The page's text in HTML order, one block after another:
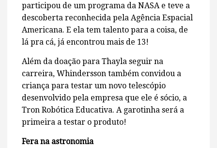
participou de um programa da NASA e teve a
descoberta reconhecida pela Agência Espacial
Americana. E ela tem talento para a coisa, de
lá pra cá, já encontrou mais de 13!
Além da doação para Thayla seguir na
carreira, Whindersson também convidou a
criança para testar um novo telescópio
desenvolvido pela empresa que ele é sócio, a
Tron Robótica Educativa. A garotinha será a
primeira a testar o produto!
Fera na astronomia